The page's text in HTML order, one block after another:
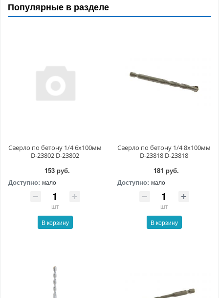
Популярные в разделе
Сверло по бетону 1/4 6x100мм
D-23802 D-23802
153 руб.
Доступно: мало
шт
В корзину
Сверло по бетону 1/4 8x100мм
D-23818 D-23818
181 руб.
Доступно: мало
шт
В корзину